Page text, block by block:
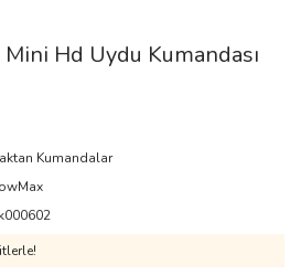
Hd Uydu Kumandası
Kumandalar